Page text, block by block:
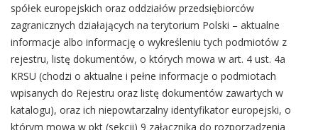
spółek europejskich oraz oddziałów przedsiębiorców
zagranicznych działających na terytorium Polski – aktualne
informacje albo informację o wykreśleniu tych podmiotów z
rejestru, listę dokumentów, o których mowa w art. 4 ust. 4a
KRSU (chodzi o aktualne i pełne informacje o podmiotach
wpisanych do Rejestru oraz listę dokumentów zawartych w
katalogu), oraz ich niepowtarzalny identyfikator europejski, o
którym mowa w pkt (sekcji) 9 załącznika do rozporządzenia